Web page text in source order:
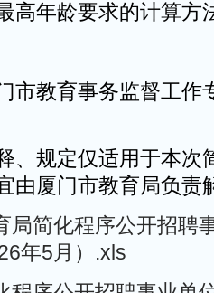
高年龄要求的计算方
市教育事务监督工作
、规定仅适用于本次
由厦门市教育局负责
局简化程序公开招聘
年5月）.xls